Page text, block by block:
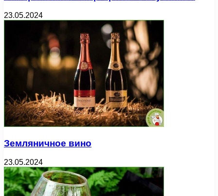
23.05.2024
Земляничное вино
23.05.2024